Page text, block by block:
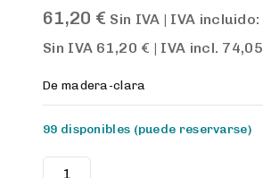
0
out
of
5
61,20 € Sin IVA | IVA incluido:
Sin IVA 61,20 € | IVA incl. 74,05
De madera-clara
99 disponibles (puede reservarse)
Cesta